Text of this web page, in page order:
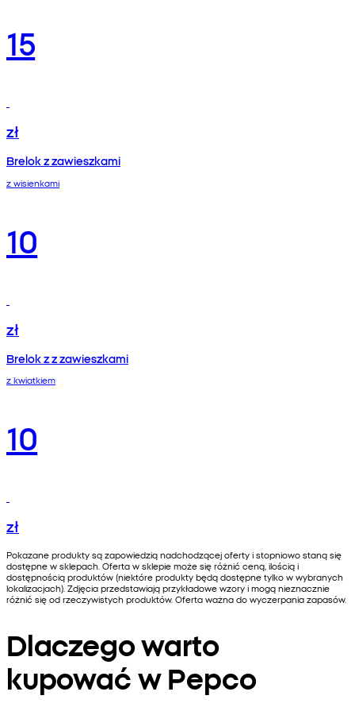
15
zł
Brelok z zawieszkami
z wisienkami
10
zł
Brelok z z zawieszkami
z kwiatkiem
10
zł
Pokazane produkty są zapowiedzią nadchodzącej oferty i stopniowo staną się
dostępne w sklepach. Oferta w sklepie może się różnić ceną, ilością i
dostępnością produktów (niektóre produkty będą dostępne tylko w wybranych
lokalizacjach). Zdjęcia przedstawiają przykładowe wzory i mogą nieznacznie
różnić się od rzeczywistych produktów. Oferta ważna do wyczerpania zapasów.
Dlaczego warto
kupować w Pepco